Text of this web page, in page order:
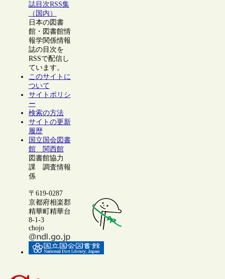
誌目次RSS集
（国内）
日本の図書
館・図書館情
報学関係情報
誌の目次を
RSSで配信し
ています。
このサイトに
ついて
サイトポリシ
ー
検索の方法
サイトの更新
履歴
国立国会図書
館 関西館
図書館協力
課 調査情報
係
〒619-0287
京都府相楽郡
精華町精華台
8-1-3
chojo